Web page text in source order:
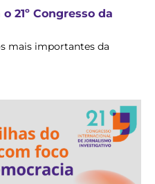
21º Congresso da
mais importantes da